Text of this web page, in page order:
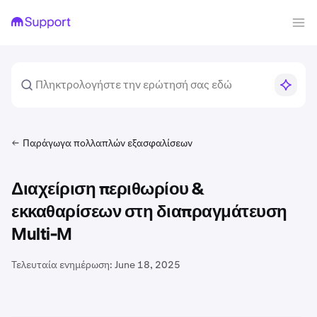
Παράγωγα πολλαπλών εξασφαλίσεων
Διαχείριση περιθωρίου &
εκκαθαρίσεων στη διαπραγμάτευση
Multi-M
Τελευταία ενημέρωση: June 18, 2025